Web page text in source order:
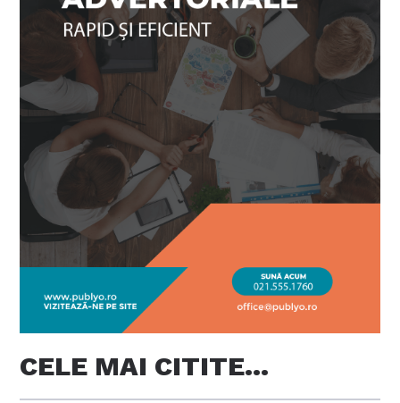
CELE MAI CITITE…